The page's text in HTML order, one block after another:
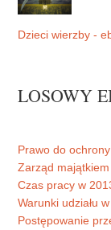
Dzieci wierzby -
LOSOWY
Prawo do
Zarząd
Czas pracy w
Warunki udziału
Postępowanie